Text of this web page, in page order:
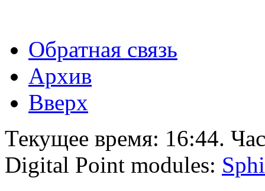
Обратная связь
Архив
Вверх
Текущее время: 16:44.
Digital Point modules: